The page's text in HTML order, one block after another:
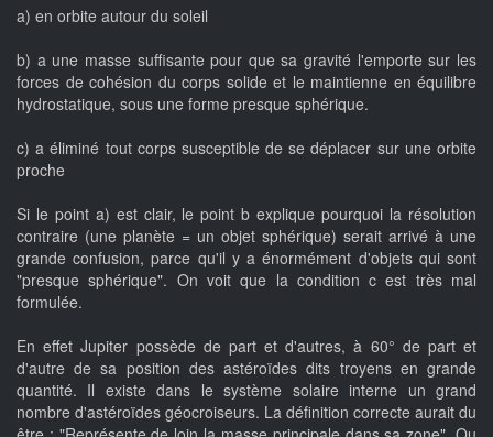
a) en orbite autour du soleil
b) a une masse suffisante pour que sa gravité l'emporte sur les
forces de cohésion du corps solide et le maintienne en équilibre
hydrostatique, sous une forme presque sphérique.
c) a éliminé tout corps susceptible de se déplacer sur une orbite
proche
Si le point a) est clair, le point b explique pourquoi la résolution
contraire (une planète = un objet sphérique) serait arrivé à une
grande confusion, parce qu'il y a énormément d'objets qui sont
"presque sphérique". On voit que la condition c est très mal
formulée.
En effet Jupiter possède de part et d'autres, à 60° de part et
d'autre de sa position des astéroïdes dits troyens en grande
quantité. Il existe dans le système solaire interne un grand
nombre d'astéroïdes géocroiseurs. La définition correcte aurait du